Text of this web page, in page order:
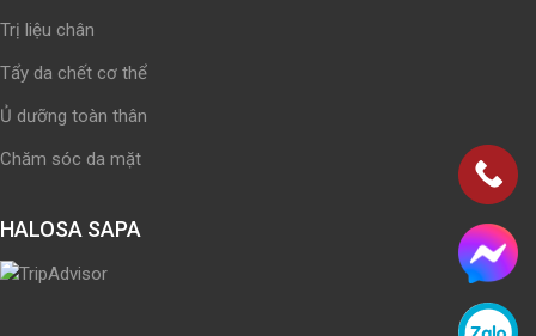
Trị liệu chân
Tẩy da chết cơ thể
Ủ dưỡng toàn thân
Chăm sóc da mặt
HALOSA SAPA